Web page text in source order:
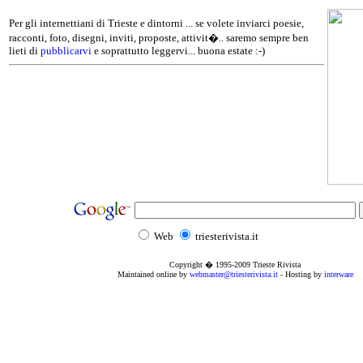
Per gli internettiani di Trieste e dintorni ... se volete inviarci poesie,
racconti, foto, disegni, inviti, proposte, attivit�.. saremo sempre ben
lieti di pubblicarvi e soprattutto leggervi... buona estate :-)
Web triesterivista.it
Copyright � 1995-2009 Trieste Rivista
Maintained online by webmaster@triesterivista.it- Hosting by interware